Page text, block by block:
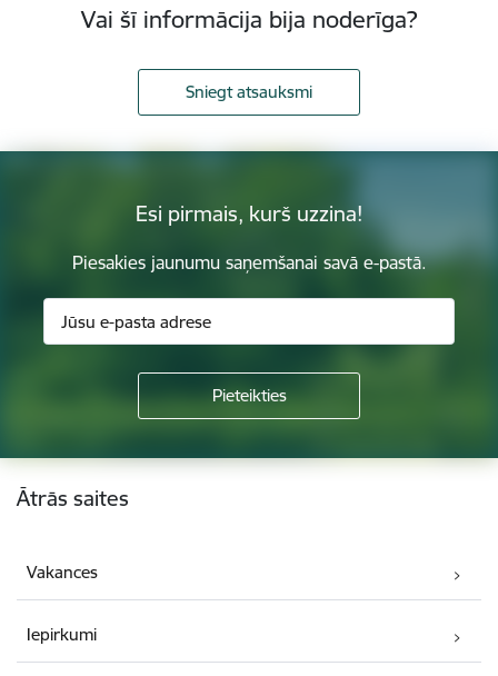
Vai šī informācija bija noderīga?
Sniegt atsauksmi
Esi pirmais, kurš uzzina!
Piesakies jaunumu saņemšanai savā e-pastā.
Kājene
Ātrās saites
Vakances
Iepirkumi